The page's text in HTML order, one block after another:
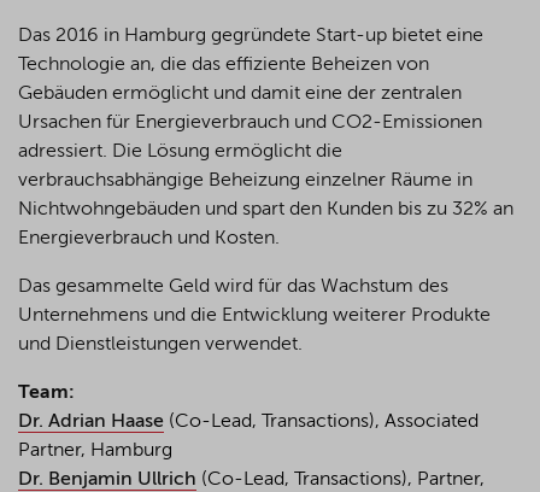
Das 2016 in Hamburg gegründete Start-up bietet eine
Technologie an, die das effiziente Beheizen von
Gebäuden ermöglicht und damit eine der zentralen
Ursachen für Energieverbrauch und CO2-Emissionen
adressiert. Die Lösung ermöglicht die
verbrauchsabhängige Beheizung einzelner Räume in
Nichtwohngebäuden und spart den Kunden bis zu 32% an
Energieverbrauch und Kosten.
Das gesammelte Geld wird für das Wachstum des
Unternehmens und die Entwicklung weiterer Produkte
und Dienstleistungen verwendet.
Team:
Dr. Adrian Haase (Co-Lead, Transactions), Associated
Partner, Hamburg
Dr. Benjamin Ullrich (Co-Lead, Transactions), Partner,